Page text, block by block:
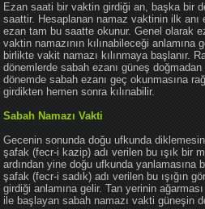
Ezan saati bir vaktin girdiği an, başka bir
saattir. Hesaplanan namaz vaktinin ilk
ezan tam bu saatte okunur. Genel olarak
vaktin namazının kılınabileceği anlamına
birlikte vakit namazı kılınmaya başlanır.
dönemlerde sabah ezanı güneş
dönemde sabah ezanı geç okunmasına
girdikten hemen sonra kılınabilir.
Sabah Namazı Vakti
Gecenin sonunda doğu ufkunda
şafak (fecr-i kazip) adı verilen bu ışık bir
ardından yine doğu ufkunda yanlamasına
şafak (fecr-i sadık) adı verilen bu ışığın
girdiği anlamına gelir. Tan yerinin
ile başlayan sabah namazı vakti güneşin